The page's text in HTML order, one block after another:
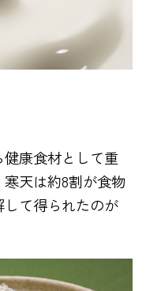
康食材として重
天は約8割が食物
て得られたのが